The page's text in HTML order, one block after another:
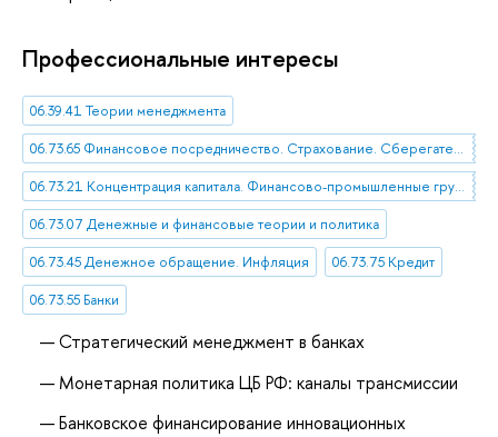
Профессиональные интересы
06.39.41 Теории менеджмента
06.73.65 Финансовое посредничество. Страхование. Сберегательное дело
06.73.21 Концентрация капитала. Финансово-промышленные группы. Инвестиционные институты
06.73.07 Денежные и финансовые теории и политика
06.73.45 Денежное обращение. Инфляция
06.73.75 Кредит
06.73.55 Банки
Стратегический менеджмент в банках
Монетарная политика ЦБ РФ: каналы трансмиссии
Банковское финансирование инновационных